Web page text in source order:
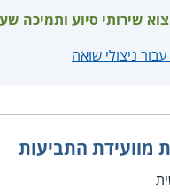
שירותי סיוע ותמיכה
ניצולי שואה
מוועידת התביעות